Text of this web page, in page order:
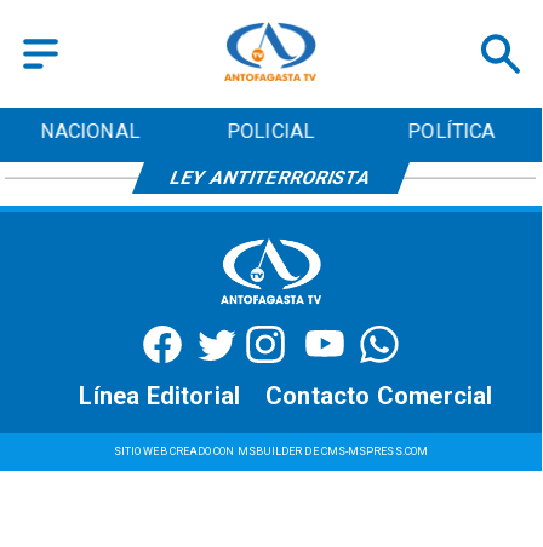
NACIONAL POLICIAL POLÍTICA
LEY ANTITERRORISTA
SITIO WEB CREADO CON MSBUILDER DE CMS-MSPRESS.COM
Contacto Comercial
Línea Editorial